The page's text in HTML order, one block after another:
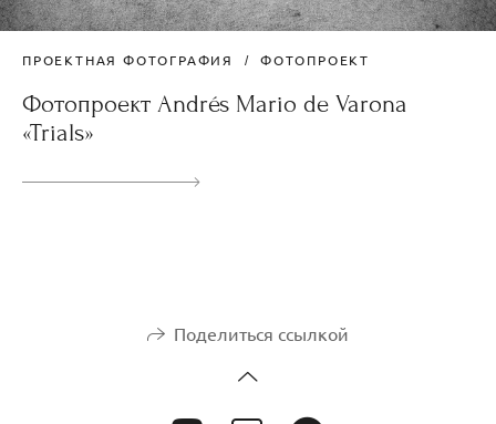
ПРОЕКТНАЯ ФОТОГРАФИЯ ФОТОПРОЕКТ
Фотопроект Andrés Mario de Varona
«Trials»
Поделиться ссылкой